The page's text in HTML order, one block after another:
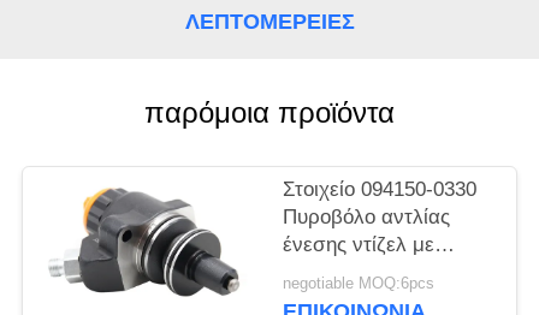
PRIVACY
POLICY
ΛΕΠΤΟΜΈΡΕΙΕΣ
παρόμοια προϊόντα
Στοιχείο 094150-0330
Πυροβόλο αντλίας
ένεσης ντίζελ με
μακροχρόνια αντοχή
negotiable MOQ:6pcs